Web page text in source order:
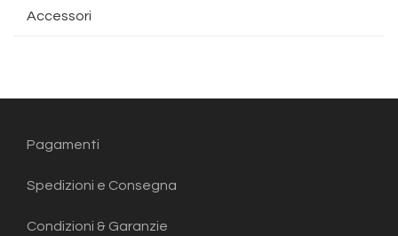
Accessori
Pagamenti
Spedizioni e Consegna
Condizioni & Garanzie